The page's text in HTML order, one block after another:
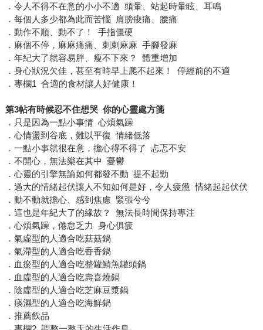
．令人不得不在意的小小不適 頭暈、站起時暈眩、耳鳴
．每個人多少都為此而苦惱 肩膀痠痛、腰痛
．動作不順、動不了！ 手指僵硬
．麻個不停，麻麻痛痛、刺刺麻麻 手腳發麻
．年紀大了就容易胖、瘦不下來？ 體重增加
．身心狀況欠佳，甚至有時早上爬不起來！ 停經前的不適
．專欄1 合適的食材讓人好健康！
第3帖有時候忍不住想哭 你的心靈處方箋
．只是因為一點小事情 心煩氣躁
．心情盪到谷底，難以平復 情緒低落
．一點小事就很在意，擔心得不得了 忐忑不安
．不開心，無法樂在其中 憂鬱
．心靈的引擎無論如何都發不動 提不起勁
．過大的情緒起伏讓人不知如何是好，令人疲憊 情緒起起伏伏
．動不動就擔心、感到焦慮 緊張兮兮
．這也是年紀大了的緣故？ 無法長時間保持專注
．心煩氣躁，倦怠乏力 身心俱疲
．氣虛型的人適合吃菇菇鍋
．氣滯型的人適合吃香香鍋
．血瘀型的人適合吃整罐鯖魚罐頭鍋
．血虛型的人適合吃壽喜燒鍋
．陰虛型的人適合吃芝麻豆漿鍋
．痰濕型的人適合吃海鮮鍋
．推薦飲品